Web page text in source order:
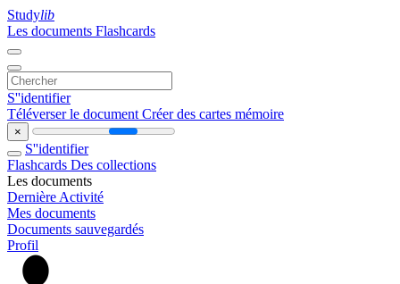
Studylib
Les documents Flashcards
S''identifier
Téléverser le document Créer des cartes mémoire
×
S''identifier
Flashcards Des collections
Les documents
Dernière Activité
Mes documents
Documents sauvegardés
Profil